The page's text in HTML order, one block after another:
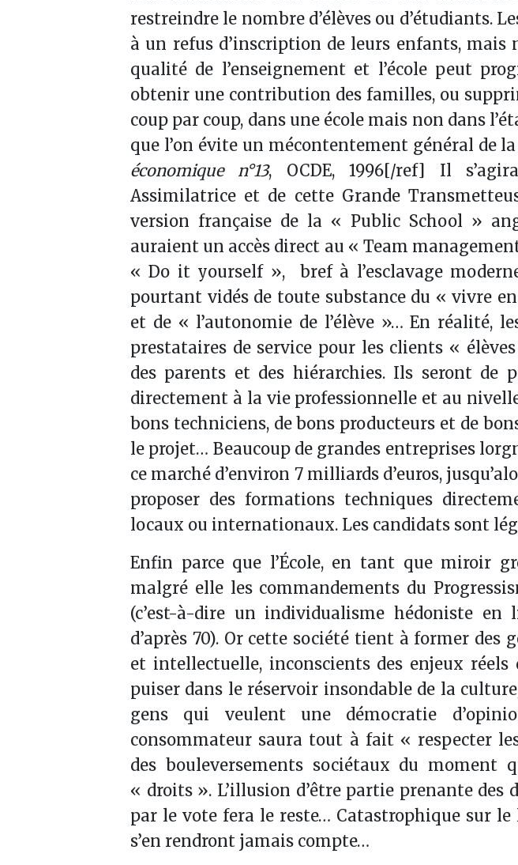
restreindre le nombre d’élèves ou d’étudiants.
à un refus d’inscription de leurs enfants, mais
qualité de l’enseignement et l’école peut
obtenir une contribution des familles, ou
coup par coup, dans une école mais non dans
que l’on évite un mécontentement général de
économique n°13, OCDE, 1996[/ref] Il
Assimilatrice et de cette Grande
version française de la « Public School »
auraient un accès direct au « Team
« Do it yourself », bref à l’esclavage
pourtant vidés de toute substance du « vivre
et de « l’autonomie de l’élève »… En réalité,
prestataires de service pour les clients «
des parents et des hiérarchies. Ils seront de
directement à la vie professionnelle et au
bons techniciens, de bons producteurs et de
le projet… Beaucoup de grandes entreprises
ce marché d’environ 7 milliards d’euros,
proposer des formations techniques
locaux ou internationaux. Les candidats sont
Enfin parce que l’École, en tant que miroir
malgré elle les commandements du
(c’est-à-dire un individualisme hédoniste en
d’après 70). Or cette société tient à former
et intellectuelle, inconscients des enjeux
puiser dans le réservoir insondable de la
gens qui veulent une démocratie
consommateur saura tout à fait « respecter
des bouleversements sociétaux du moment
« droits ». L’illusion d’être partie prenante des
par le vote fera le reste… Catastrophique sur
s’en rendront jamais compte…